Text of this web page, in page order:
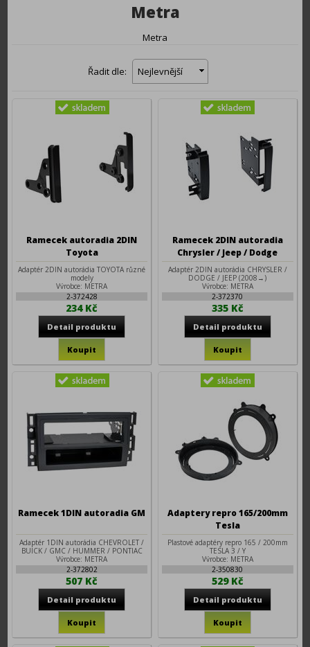
Metra
Metra
Řadit dle: Nejlevnější
Ramecek autoradia 2DIN
Toyota
Adaptér 2DIN autorádia TOYOTA různé
modely
Výrobce: METRA
2-372428
234 Kč
Ramecek 2DIN autoradia
Chrysler / Jeep / Dodge
Adaptér 2DIN autorádia CHRYSLER /
DODGE / JEEP (2008→)
Výrobce: METRA
2-372370
335 Kč
Ramecek 1DIN autoradia GM
Adaptér 1DIN autorádia CHEVROLET /
BUICK / GMC / HUMMER / PONTIAC
Výrobce: METRA
2-372802
507 Kč
Adaptery repro 165/200mm
Tesla
Plastové adaptéry repro 165 / 200mm
TESLA 3 / Y
Výrobce: METRA
2-350830
529 Kč